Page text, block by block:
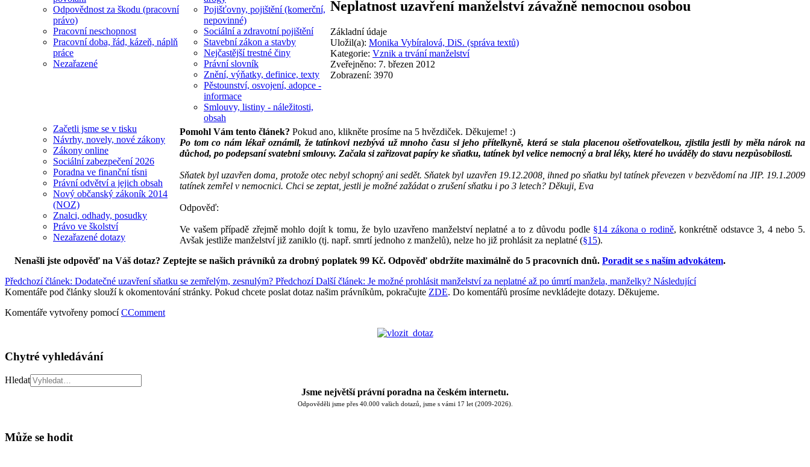
Odpovědnost za škodu (pracovní
právo)
Pracovní neschopnost
Pracovní doba, řád, kázeň, náplň
práce
Nezařazené
Pojišťovny, pojištění (komerční,
nepovinné)
Sociální a zdravotní pojištění
Stavební zákon a stavby
Nejčastější trestné činy
Právní slovník
Znění, výňatky, definice, texty
Pěstounství, osvojení, adopce -
informace
Smlouvy, listiny - náležitosti,
obsah
Začetli jsme se v tisku
Návrhy, novely, nové zákony
Zákony online
Sociální zabezpečení 2026
Poradna ve finanční tísni
Právní odvětví a jejich obsah
Nový občanský zákoník 2014
(NOZ)
Znalci, odhady, posudky
Právo ve školství
Nezařazené dotazy
Neplatnost uzavření manželství závažně nemocnou osobou
Základní údaje
Uložil(a): Monika Vybíralová, DiS. (správa textů)
Kategorie: Vznik a trvání manželství
Zveřejněno: 7. březen 2012
Zobrazení: 3970
Pomohl Vám tento článek? Pokud ano, klikněte prosíme na 5 hvězdiček. Děkujeme! :)
Po tom co nám lékař oznámil, že tatínkovi nezbývá už mnoho času si jeho přítelkyně, která se stala placenou ošetřovatelkou, zjistila jestli by měla nárok na
důchod, po podepsaní svatebni smlouvy. Začala si zařizovat papíry ke sňatku, tatínek byl velice nemocný a bral léky, které ho uváděly do stavu nezpůsobilosti.
Sňatek byl uzavřen doma, protože otec nebyl schopný ani sedět. Sňatek byl uzavřen 19.12.2008, ihned po sňatku byl tatínek převezen v bezvědomí na JIP. 19.1.2009
tatínek zemřel v nemocnici. Chci se zeptat, jestli je možné zažádat o zrušení sňatku i po 3 letech? Děkuji, Eva
Odpověď:
Ve vašem případě zřejmě mohlo dojít k tomu, že bylo uzavřeno manželství neplatné a to z důvodu podle §14 zákona o rodině, konkrétně odstavce 3, 4 nebo 5.
Avšak jestliže manželství již zaniklo (tj. např. smrtí jednoho z manželů), nelze ho již prohlásit za neplatné (§15).
Nenašli jste odpověď na Váš dotaz? Zeptejte se našich právníků za drobný poplatek 99 Kč. Odpověď obdržíte maximálně do 5 pracovních dnů. Poradit se s naším advokátem.
Předchozí článek: Dodatečné uzavření sňatku se zemřelým, zesnulým? Předchozí Další článek: Je možné prohlásit manželství za neplatné až po úmrtí manžela, manželky? Následující
Komentáře pod články slouží k okomentování stránky. Pokud chcete poslat dotaz našim právníkům, pokračujte ZDE. Do komentářů prosíme nevkládejte dotazy. Děkujeme.
Komentáře vytvořeny pomocíCComment
Chytré vyhledávání
Hledat
Jsme největší právní poradna na českém internetu.
Odpověděli jsme přes 40.000 vašich dotazů, jsme s vámi 17 let (2009-2026).
Může se hodit